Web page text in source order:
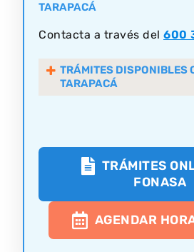
TARAPACÁ
Contacta a través del 600
TRÁMITES DISPONIBLES
TARAPACÁ
TRÁMITES
FONASA
AGENDAR